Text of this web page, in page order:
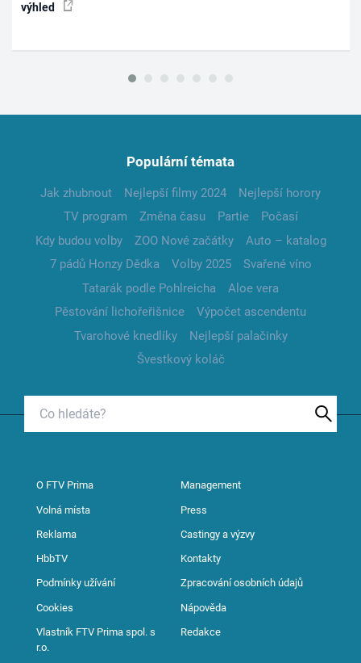
výhled
Populární témata
Jak zhubnout Nejlepší filmy 2024
Nejlepší horory
TV program
Změna času Partie
Počasí
Kdy budou volby
ZOO Nové začátky
Auto – katalog
7 pádů Honzy Dědka
Volby 2025
Svařené víno
Tatarák podle Pohlreicha
Aloe vera
Pěstování lichořeřišnice
Výpočet ascendentu
Tvarohové knedlíky
Nejlepší palačinky
Švestkový koláč
O FTV Prima Management
Volná místa Press
Reklama Castingy a výzvy
HbbTV Kontakty
Podmínky užívání Zpracování osobních údajů
Cookies Nápověda
Vlastník FTV Prima spol. s
r.o.
Redakce